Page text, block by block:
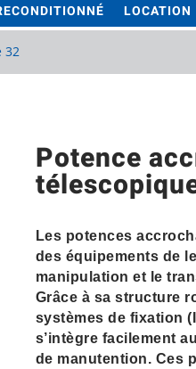
LOCATION
32
Potence
Les potences
des équipements de
manipulation et le
Grâce à sa structure
systèmes de fixation
s’intègre facilement
de manutention. Ces